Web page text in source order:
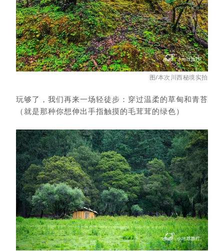
图/本次川西秘境实拍
玩够了，我们再来一场轻徒步：穿过温柔的草甸和青苔
（就是那种你想伸出手指触摸的毛茸茸的绿色）